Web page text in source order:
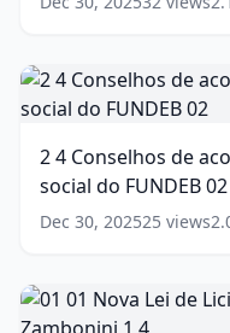
social
FUNDEB
01
( 11
words)
2
4
Conselhos
acompanhamento
e
controle
social
FUNDEB
02
(11
2 4 Conselhos de
social do FUNDEB 02
Dec 30, 202525 views
01
01